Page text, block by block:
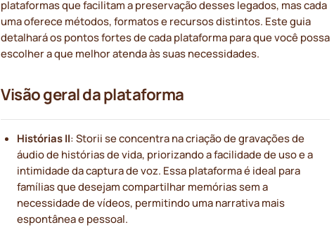
plataformas que facilitam a preservação desses legados, mas cada
uma oferece métodos, formatos e recursos distintos. Este guia
detalhará os pontos fortes de cada plataforma para que você possa
escolher a que melhor atenda às suas necessidades.
Visão geral da plataforma
Histórias II: Storii se concentra na criação de gravações de
áudio de histórias de vida, priorizando a facilidade de uso e a
intimidade da captura de voz. Essa plataforma é ideal para
famílias que desejam compartilhar memórias sem a
necessidade de vídeos, permitindo uma narrativa mais
espontânea e pessoal.